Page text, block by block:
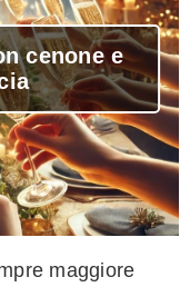
cenone e
maggiore